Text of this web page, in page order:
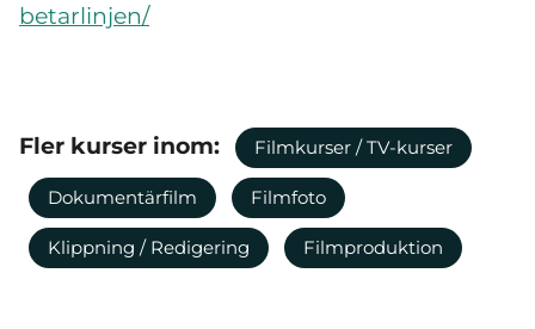
betarlinjen/
Fler kurser inom: Filmkurser / TV-kurser
Dokumentärfilm Filmfoto
Klippning / Redigering Filmproduktion